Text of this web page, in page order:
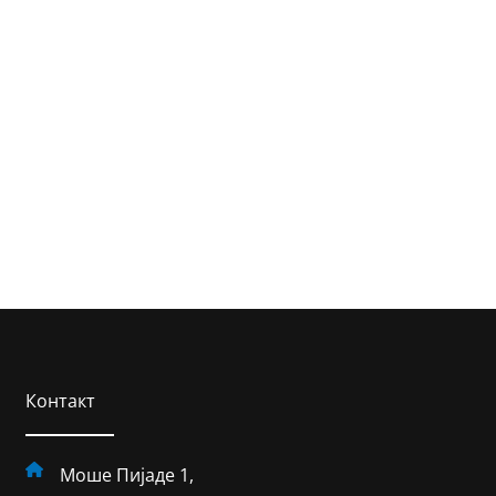
Контакт
Моше Пијаде 1,